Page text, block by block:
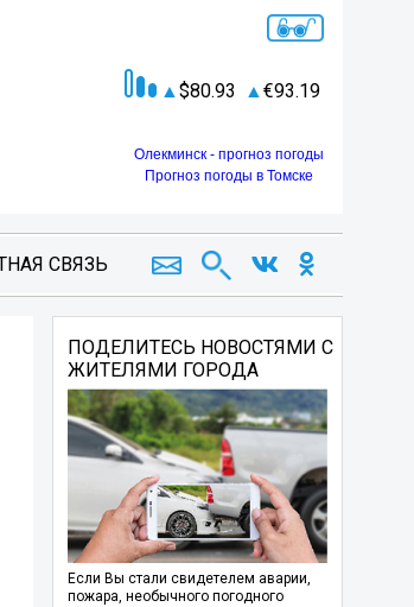
80.93 93.19
Олекминск - прогноз погоды
Прогноз погоды в Томске
СВЯЗЬ
ПОДЕЛИТЕСЬ НОВОСТЯМИ С
ЖИТЕЛЯМИ ГОРОДА
Если Вы стали свидетелем аварии,
пожара, необычного погодного